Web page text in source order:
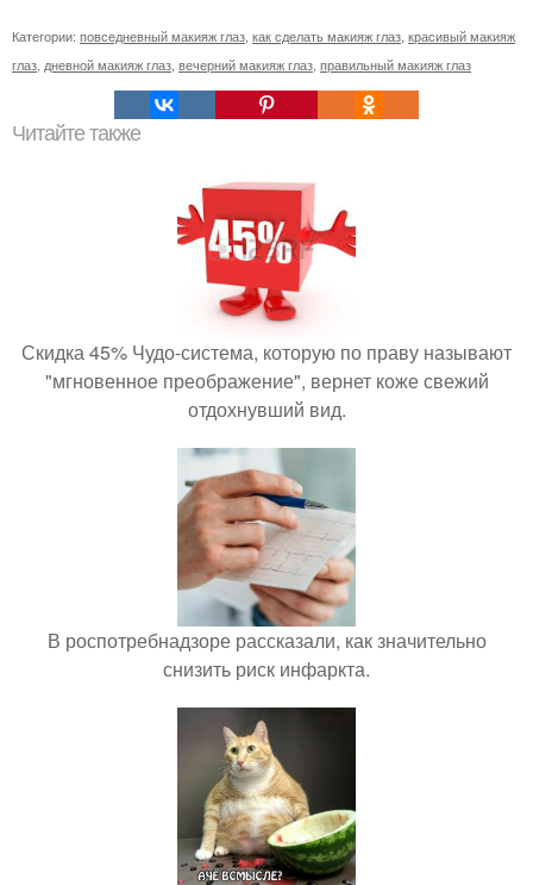
Категории: повседневный макияж глаз как сделать макияж глаз красивый макияж
глаз дневной макияж глаз вечерний макияж глаз правильный макияж глаз
Читайте также
Скидка 45% Чудо-система, которую по праву называют
"мгновенное преображение", вернет коже свежий
отдохнувший вид.
В роспотребнадзоре рассказали, как значительно
снизить риск инфаркта.